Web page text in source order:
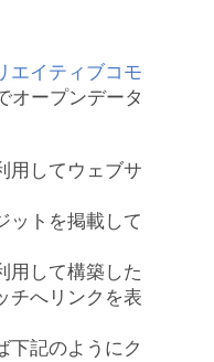
エイティブコモ
オープンデータ
用してウェブサ
ットを掲載して
用して構築した
チへリンクを表
下記のようにク